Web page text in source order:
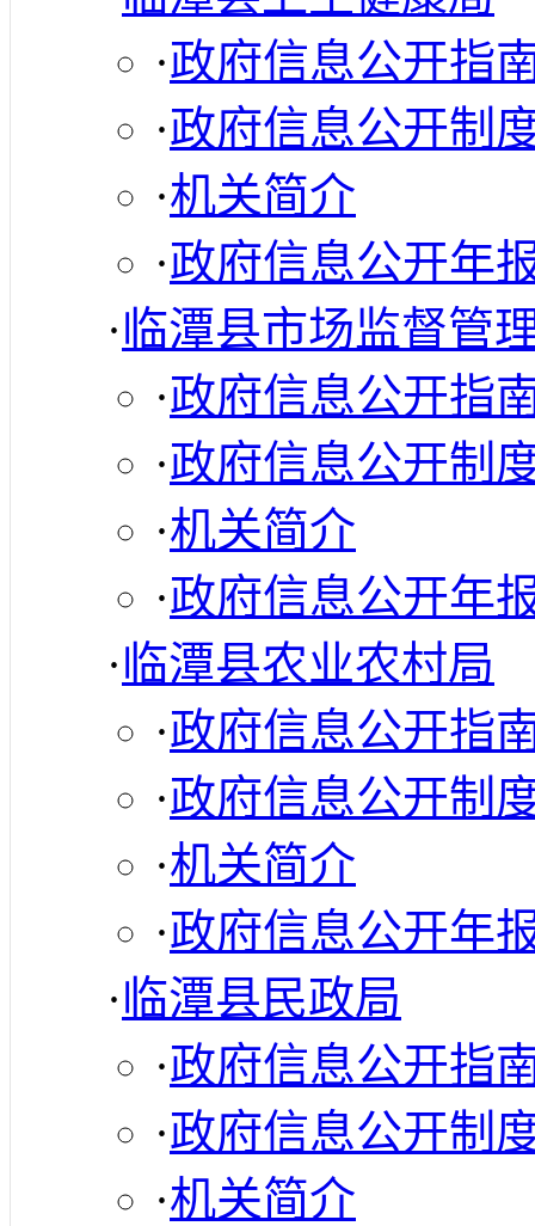
·政府信息公开指
·政府信息公开制
·机关简介
·政府信息公开年
·临潭县市场监督管
·政府信息公开指
·政府信息公开制
·机关简介
·政府信息公开年
·临潭县农业农村局
·政府信息公开指
·政府信息公开制
·机关简介
·政府信息公开年
·临潭县民政局
·政府信息公开指
·政府信息公开制
·机关简介